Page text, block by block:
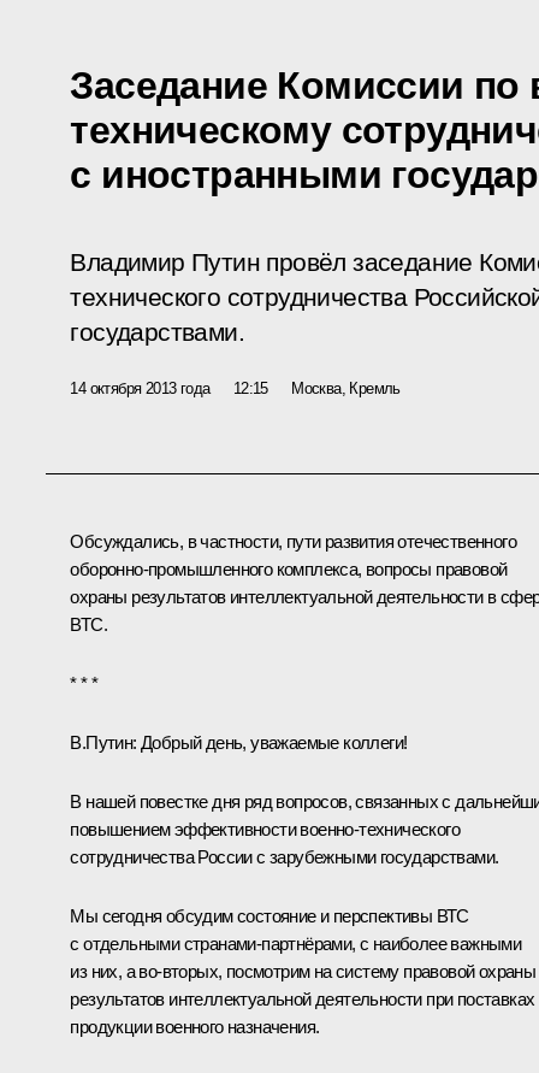
Заседание Комиссии по
техническому
с иностранными
Владимир Путин провёл заседание
технического сотрудничества
государствами.
14 октября 2013 года 12:15 Москва, Кремль
Обсуждались, в частности, пути развития отечественного
оборонно-промышленного комплекса, вопросы правовой
охраны результатов интеллектуальной деятельности в
ВТС.
* * *
В.Путин: Добрый день, уважаемые коллеги!
В нашей повестке дня ряд вопросов, связанных с
повышением эффективности военно-технического
сотрудничества России с зарубежными государствами.
Мы сегодня обсудим состояние и перспективы ВТС
с отдельными странами-партнёрами, с наиболее важными
из них, а во‑вторых, посмотрим на систему правовой охраны
результатов интеллектуальной деятельности при поставках
продукции военного назначения.